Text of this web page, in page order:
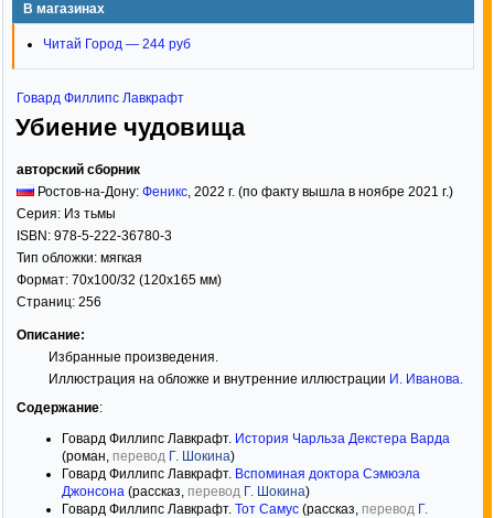
В магазинах
Читай Город — 244 руб
Говард Филлипс Лавкрафт
Убиение чудовища
авторский сборник
Ростов-на-Дону: Феникс 2022 г. (по факту вышла в ноябре 2021 г.)
Серия: Из тьмы
ISBN: 978-5-222-36780-3
Тип обложки: мягкая
Формат: 70x100/32 (120x165 мм)
Страниц: 256
Описание:
Избранные произведения.
Иллюстрация на обложке и внутренние иллюстрации И. Иванова
Содержание:
Говард Филлипс Лавкрафт. История Чарльза Декстера Варда
(роман, перевод Г. Шокина)
Говард Филлипс Лавкрафт. Вспоминая доктора Сэмюэла
Джонсона (рассказ, перевод Г. Шокина)
Говард Филлипс Лавкрафт. Тот Самус (рассказ, перевод Г.